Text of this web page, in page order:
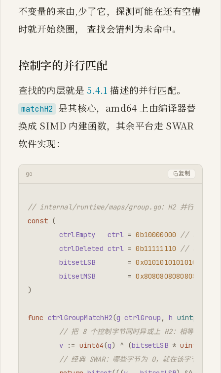
不变量的来由,少了它，探测可能在还有空槽
时就开始绕圈， 查找会错判为未命中。
控制字的并行匹配
查找的内层就是5.4.1 描述的并行匹配。
matchH2
是其核心，amd64 上由编译器替
换成 SIMD 内建函数，其余平台走 SWAR
软件实现：
go 复制
// internal/runtime/maps/group.go：H2 并行匹配的可
const (
ctrlEmpty
ctrl = 0b10000000
// 0x80
ctrlDeleted ctrl = 0b11111110
// 0xfe，
bitsetLSB
= 0x0101010101010101
bitsetMSB
= 0x8080808080808080
)
func ctrlGroupMatchH2(g ctrlGroup , h uintptr
// 把 8 个控制字节同时异或上 H2：相等的字节
v
:= uint64(g) ^ (bitsetLSB * uint64
// 经典 SWAR：哪些字节为 0，就在该字节最高